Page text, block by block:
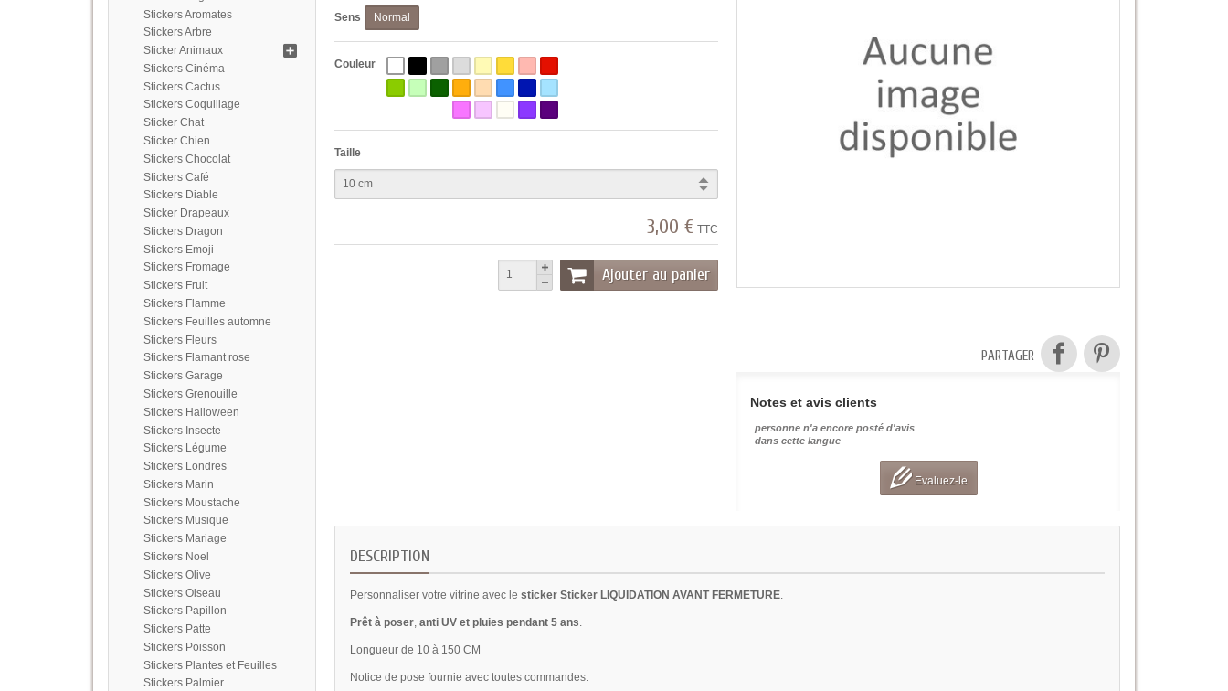
Stickers Aromates
Stickers Arbre
Sticker Animaux
Stickers Cinéma
Stickers Cactus
Stickers Coquillage
Sticker Chat
Sticker Chien
Stickers Chocolat
Stickers Café
Stickers Diable
Sticker Drapeaux
Stickers Dragon
Stickers Emoji
Stickers Fromage
Stickers Fruit
Stickers Flamme
Stickers Feuilles automne
Stickers Fleurs
Stickers Flamant rose
Stickers Garage
Stickers Grenouille
Stickers Halloween
Stickers Insecte
Stickers Légume
Stickers Londres
Stickers Marin
Stickers Moustache
Stickers Musique
Stickers Mariage
Stickers Noel
Stickers Olive
Stickers Oiseau
Stickers Papillon
Stickers Patte
Stickers Poisson
Stickers Plantes et Feuilles
Stickers Palmier
PARTAGER
Notes et avis clients
personne n'a encore posté d'avis
dans cette langue
Evaluez-le
Sens Normal
Couleur
Taille
3,00 € TTC
Ajouter au panier
DESCRIPTION
Personnaliser votre vitrine avec lesticker Sticker LIQUIDATION AVANT FERMETURE.
Prêt à poser, anti UV et pluies pendant 5 ans.
Longueur de 10 à 150 CM
Notice de pose fournie avec toutes commandes.